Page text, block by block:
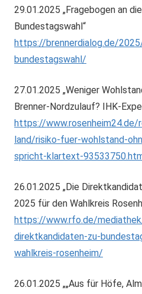
29.01.2025 „Fragebogen an
Bundestagswahl“
https://brennerdialog.de/
bundestagswahl/
27.01.2025 „Weniger
Brenner-Nordzulauf? IHK-
https://www.rosenheim24.de/
land/risiko-fuer-wohlstand-
spricht-klartext-
26.01.2025 „Die
2025 für den Wahlkreis
https://www.rfo.de/
direktkandidaten-zu-
wahlkreis-rosenheim/
26.01.2025 „„Aus für Höfe,